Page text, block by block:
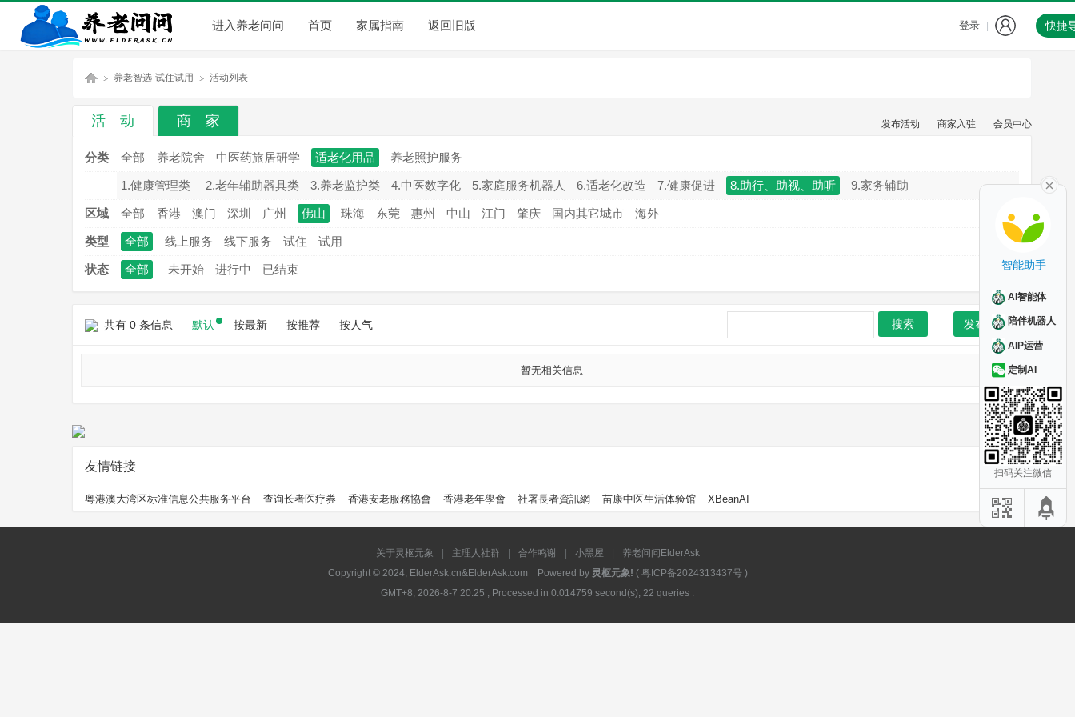
进入养老问问 首页 家属指南 返回旧版 快捷
登录
问
问
养老智选-试住试用 活动列表
活 动 商 家 发布活动 商家入驻 会员中心
分类 全部 养老院舍 中医药旅居研学 适老化用品 养老照护服务
1.健康管理类 2.老年辅助器具类 3.养老监护类 4.中医数字化 5.家庭服务机器人 6.适老化改造 7.健康促进 8.助行、助视、助听 9.家务辅助
区域 全部 香港 澳门 深圳 广州 佛山 珠海 东莞 惠州 中山 江门 肇庆 国内其它城市 海外
类型 全部 线上服务 线下服务 试住 试用
状态 全部 未开始 进行中 已结束
共有 0 条信息 默认 按最新 按推荐 按人气 搜索 发布活动
暂无相关信息
友情链接
粤港澳大湾区标准信息公共服务平台 查询长者医疗券 香港安老服務協會 香港老年學會 社署長者資訊網 苗康中医生活体验馆 XBeanAI
关于灵枢元象 主理人社群 合作鸣谢 小黑屋
养老问问ElderAsk
Copyright © 2024, ElderAsk.cn&ElderAsk.com Powered by 灵枢元象! ( 粤ICP备2024313437号)
GMT+8, 2026-8-7 20:25 , Processed in 0.014759 second(s), 22 queries .
智能助手
AI智能体
陪伴机器人
AIP运营
定制AI
扫码关注微信